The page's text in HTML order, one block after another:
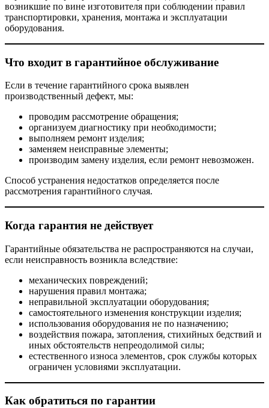
возникшие по вине изготовителя при соблюдении правил
транспортировки, хранения, монтажа и эксплуатации
оборудования.
Что входит в гарантийное обслуживание
Если в течение гарантийного срока выявлен
производственный дефект, мы:
проводим рассмотрение обращения;
организуем диагностику при необходимости;
выполняем ремонт изделия;
заменяем неисправные элементы;
производим замену изделия, если ремонт невозможен.
Способ устранения недостатков определяется после
рассмотрения гарантийного случая.
Когда гарантия не действует
Гарантийные обязательства не распространяются на случаи,
если неисправность возникла вследствие:
механических повреждений;
нарушения правил монтажа;
неправильной эксплуатации оборудования;
самостоятельного изменения конструкции изделия;
использования оборудования не по назначению;
воздействия пожара, затопления, стихийных бедствий и
иных обстоятельств непреодолимой силы;
естественного износа элементов, срок службы которых
ограничен условиями эксплуатации.
Как обратиться по гарантии